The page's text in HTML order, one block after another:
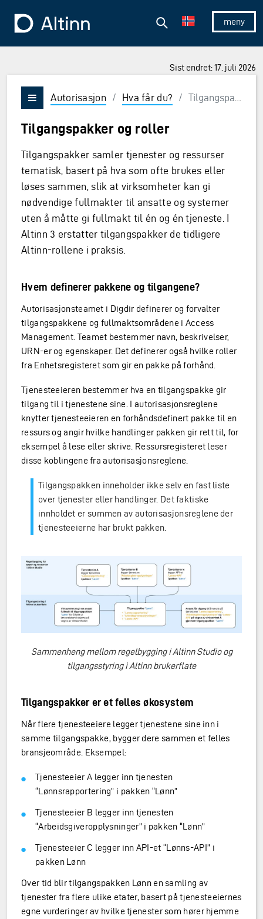
Vis/skjul
Søk
Sist endret: 17. juli 2026
Vis/skjul meny
Autorisasjon / Hva får du? / Tilgangspakker og roller
Tilgangspakker og roller
Tilgangspakker samler tjenester og ressurser
tematisk, basert på hva som ofte brukes eller
løses sammen, slik at virksomheter kan gi
nødvendige fullmakter til ansatte og systemer
uten å måtte gi fullmakt til én og én tjeneste. I
Altinn 3 erstatter tilgangspakker de tidligere
Altinn-rollene i praksis.
Hvem definerer pakkene og tilgangene?
Autorisasjonsteamet i Digdir definerer og forvalter
tilgangspakkene og fullmaktsområdene i Access
Management. Teamet bestemmer navn, beskrivelser,
URN-er og egenskaper. Det definerer også hvilke roller
fra Enhetsregisteret som gir en pakke på forhånd.
Tjenesteeieren bestemmer hva en tilgangspakke gir
tilgang til i tjenestene sine. I autorisasjonsreglene
knytter tjenesteeieren en forhåndsdefinert pakke til en
ressurs og angir hvilke handlinger pakken gir rett til, for
eksempel å lese eller skrive. Ressursregisteret leser
disse koblingene fra autorisasjonsreglene.
Tilgangspakken inneholder ikke selv en fast liste
over tjenester eller handlinger. Det faktiske
innholdet er summen av autorisasjonsreglene der
tjenesteeierne har brukt pakken.
Sammenheng mellom regelbygging i Altinn Studio og
tilgangsstyring i Altinn brukerflate
Tilgangspakker er et felles økosystem
Når flere tjenesteeiere legger tjenestene sine inn i
samme tilgangspakke, bygger dere sammen et felles
bransjeområde. Eksempel:
Tjenesteeier A legger inn tjenesten
“Lønnsrapportering” i pakken “Lønn”
Tjenesteeier B legger inn tjenesten
“Arbeidsgiveropplysninger” i pakken “Lønn”
Tjenesteeier C legger inn API-et “Lønns-API” i
pakken Lønn
Over tid blir tilgangspakken Lønn en samling av
tjenester fra flere ulike etater, basert på tjenesteeiernes
egne vurderinger av hvilke tjenester som hører hjemme